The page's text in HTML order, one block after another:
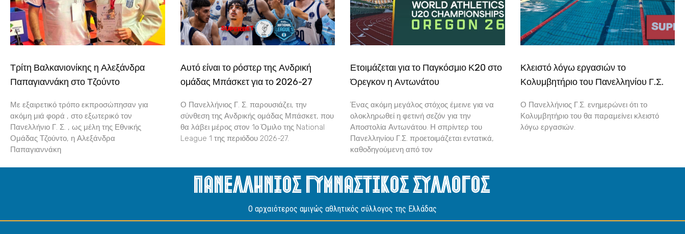
Τρίτη Βαλκανιονίκης η Αλεξάνδρα
Παπαγιαννάκη στο Τζούντο
Με εξαιρετικό τρόπο εκπροσώπησαν για
ακόμη μιά φορά , στο εξωτερικό τον
Πανελλήνιο Γ. Σ. , ως μέλη της Εθνικής
Ομάδας Τζούντο, η Αλεξάνδρα
Παπαγιαννάκη
Αυτό είναι το ρόστερ της Ανδρική
ομάδας Μπάσκετ για το 2026-27
Ο Πανελλήνιος Γ. Σ. παρουσιάζει, την
σύνθεση της Ανδρικής ομάδας Μπάσκετ, που
θα λάβει μέρος στον 1ο Όμιλο της National
League 1 της περιόδου 2026-27.
Ετοιμάζεται για το Παγκόσμιο Κ20 στο
Όρεγκον η Αντωνάτου
Ένας ακόμη μεγάλος στόχος έμεινε για να
ολοκληρωθεί η φετινή σεζόν για την
Αποστολία Αντωνάτου. Η σπρίντερ του
Πανελληνίου Γ.Σ. προετοιμάζεται εντατικά,
καθοδηγούμενη από τον
Κλειστό λόγω εργασιών το
Κολυμβητήριο του Πανελληνίου Γ.Σ.
Ο Πανελλήνιος Γ.Σ. ενημερώνει ότι το
Κολυμβητήριο του θα παραμείνει κλειστό
λόγω εργασιών.
Πανελληνιος Γυμναστικος Συλλογος
O αρχαιότερος αμιγώς αθλητικός σύλλογος της Ελλάδας